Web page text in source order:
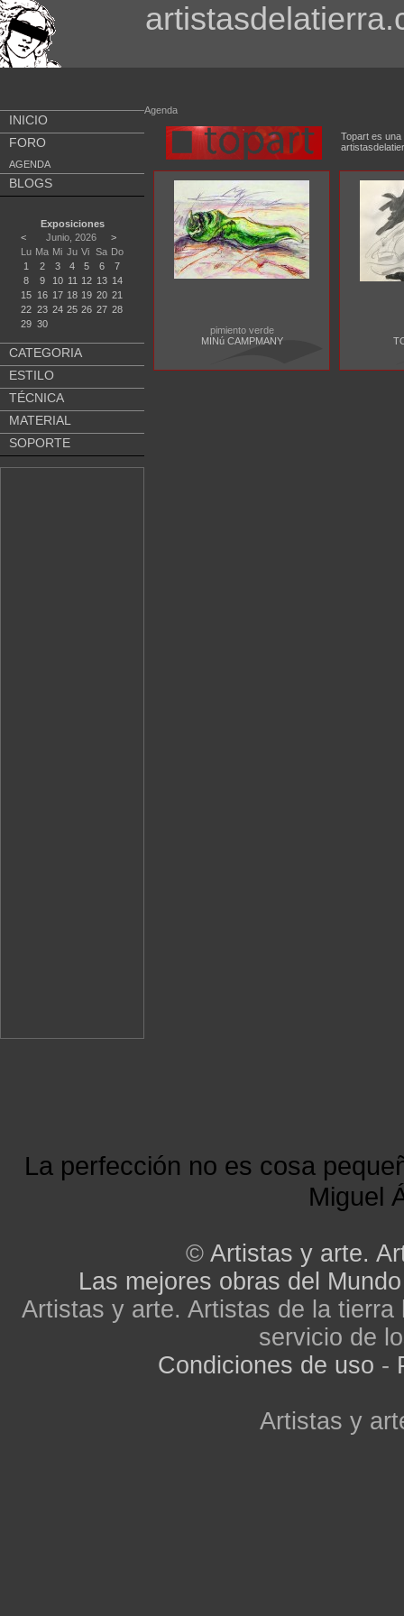
INICIO
FORO
AGENDA
BLOGS
Exposiciones
<
Junio, 2026
>
Lu Ma Mi Ju Vi Sa Do
1
2 3 4 5 6
7
8
9 10 11 12 13 14
15 16 17 18 19 20 21
22 23 24 25 26 27 28
29 30
CATEGORIA
ESTILO
TÉCNICA
MATERIAL
SOPORTE
Agenda
Topart es
pimiento verde
MINú CAMPMANY
La perfección no es cosa
Miguel
© Artistas y arte.
Las mejores obras del Mundo
Artistas y arte. Artistas de la
servicio de
Condiciones de uso -
Artistas y